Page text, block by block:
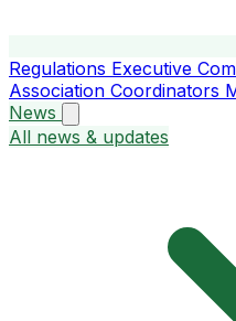
Regulations Executive
Association Coordinators
News
All news & updates